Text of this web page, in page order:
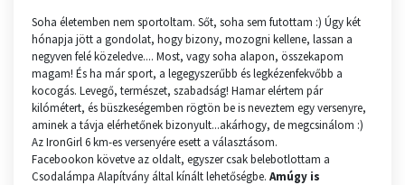
Soha életemben nem sportoltam. Sőt, soha sem futottam :) Úgy két
hónapja jött a gondolat, hogy bizony, mozogni kellene, lassan a
negyven felé közeledve.... Most, vagy soha alapon, összekapom
magam! És ha már sport, a legegyszerűbb és legkézenfekvőbb a
kocogás. Levegő, természet, szabadság! Hamar elértem pár
kilómétert, és büszkeségemben rögtön be is neveztem egy versenyre,
aminek a távja elérhetőnek bizonyult...akárhogy, de megcsinálom :)
Az IronGirl 6 km-es versenyére esett a választásom.
Facebookon követve az oldalt, egyszer csak belebotlottam a
Csodalámpa Alapítvány által kínált lehetőségbe. Amúgy is